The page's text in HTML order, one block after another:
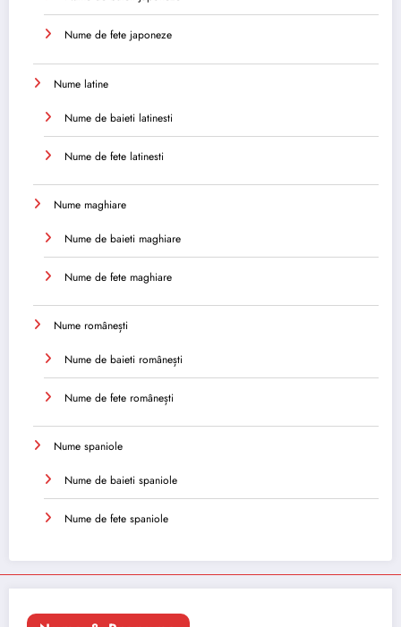
Nume de fete japoneze
Nume latine
Nume de baieti latinesti
Nume de fete latinesti
Nume maghiare
Nume de baieti maghiare
Nume de fete maghiare
Nume românești
Nume de baieti românești
Nume de fete românești
Nume spaniole
Nume de baieti spaniole
Nume de fete spaniole